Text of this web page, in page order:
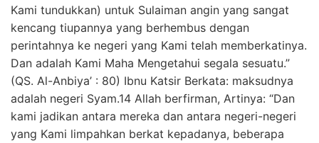
Kami tundukkan) untuk Sulaiman angin yang sangat
kencang tiupannya yang berhembus dengan
perintahnya ke negeri yang Kami telah memberkatinya.
Dan adalah Kami Maha Mengetahui segala sesuatu.”
(QS. Al-Anbiya’ : 80) Ibnu Katsir Berkata: maksudnya
adalah negeri Syam.14 Allah berfirman, Artinya: “Dan
kami jadikan antara mereka dan antara negeri-negeri
yang Kami limpahkan berkat kepadanya, beberapa